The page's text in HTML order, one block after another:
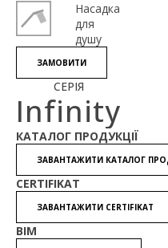
Насадка
для
душу
ЗАМОВИТИ
СЕРІЯ
Infinity
КАТАЛОГ ПРОДУКЦІЇ
ЗАВАНТАЖИТИ КАТАЛОГ
CERTIFIKAT
ЗАВАНТАЖИТИ CERTIFIKAT
BIM